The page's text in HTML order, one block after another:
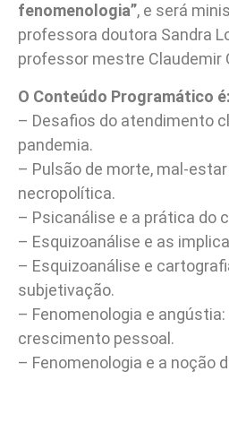
fenomenologia”, e será
professora doutora Sandra
professor mestre Claudemir
O Conteúdo Programático é:
– Desafios do atendimento
pandemia.
– Pulsão de morte, mal-
necropolítica.
– Psicanálise e a prática do
– Esquizoanálise e as
– Esquizoanálise e
subjetivação.
– Fenomenologia e
crescimento pessoal.
– Fenomenologia e a noção